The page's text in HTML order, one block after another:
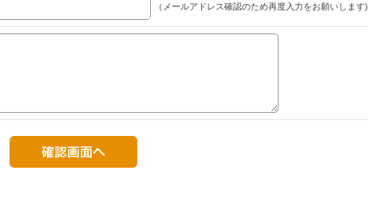
（メールアドレス確認のため再度入力をお願いします)